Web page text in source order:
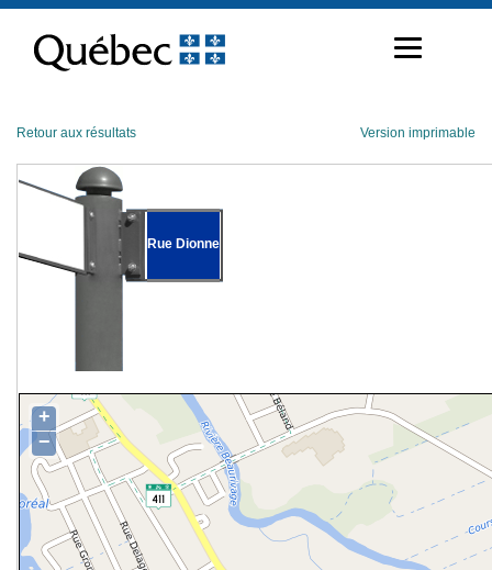
contenu
Retour aux résultats Version imprimable
Rue Dionne
+
−